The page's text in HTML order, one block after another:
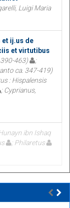
Luigi Maria
ij.us de
et virtutibus
463)
;
ca. 347-419)
: Hispalensis
; Cyprianus,
ibn Ishaq
; Philaretus